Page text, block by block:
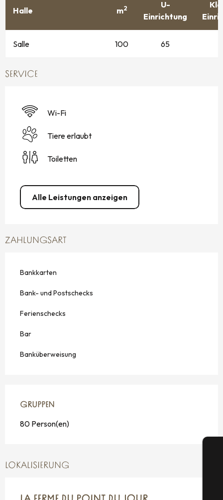
Halle m2
U-
Einrichtung
Salle 100 65
SERVICE
Wi-Fi
Tiere erlaubt
Toiletten
Alle Leistungen anzeigen
ZAHLUNGSART
Bankkarten
Bank- und Postschecks
Ferienschecks
Bar
Banküberweisung
GRUPPEN
GRUPPEN
80 Person(en)
LOKALISIERUNG